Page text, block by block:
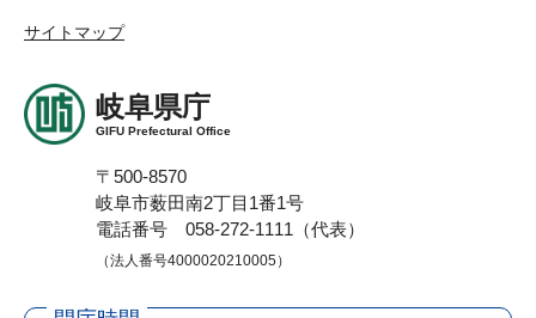
サイトマップ
岐阜県庁
GIFU Prefectural Office
〒500-8570
岐阜市薮田南2丁目1番1号
電話番号 058-272-1111（代表）
（法人番号4000020210005）